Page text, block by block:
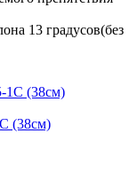
13 градусов(без
(38см)